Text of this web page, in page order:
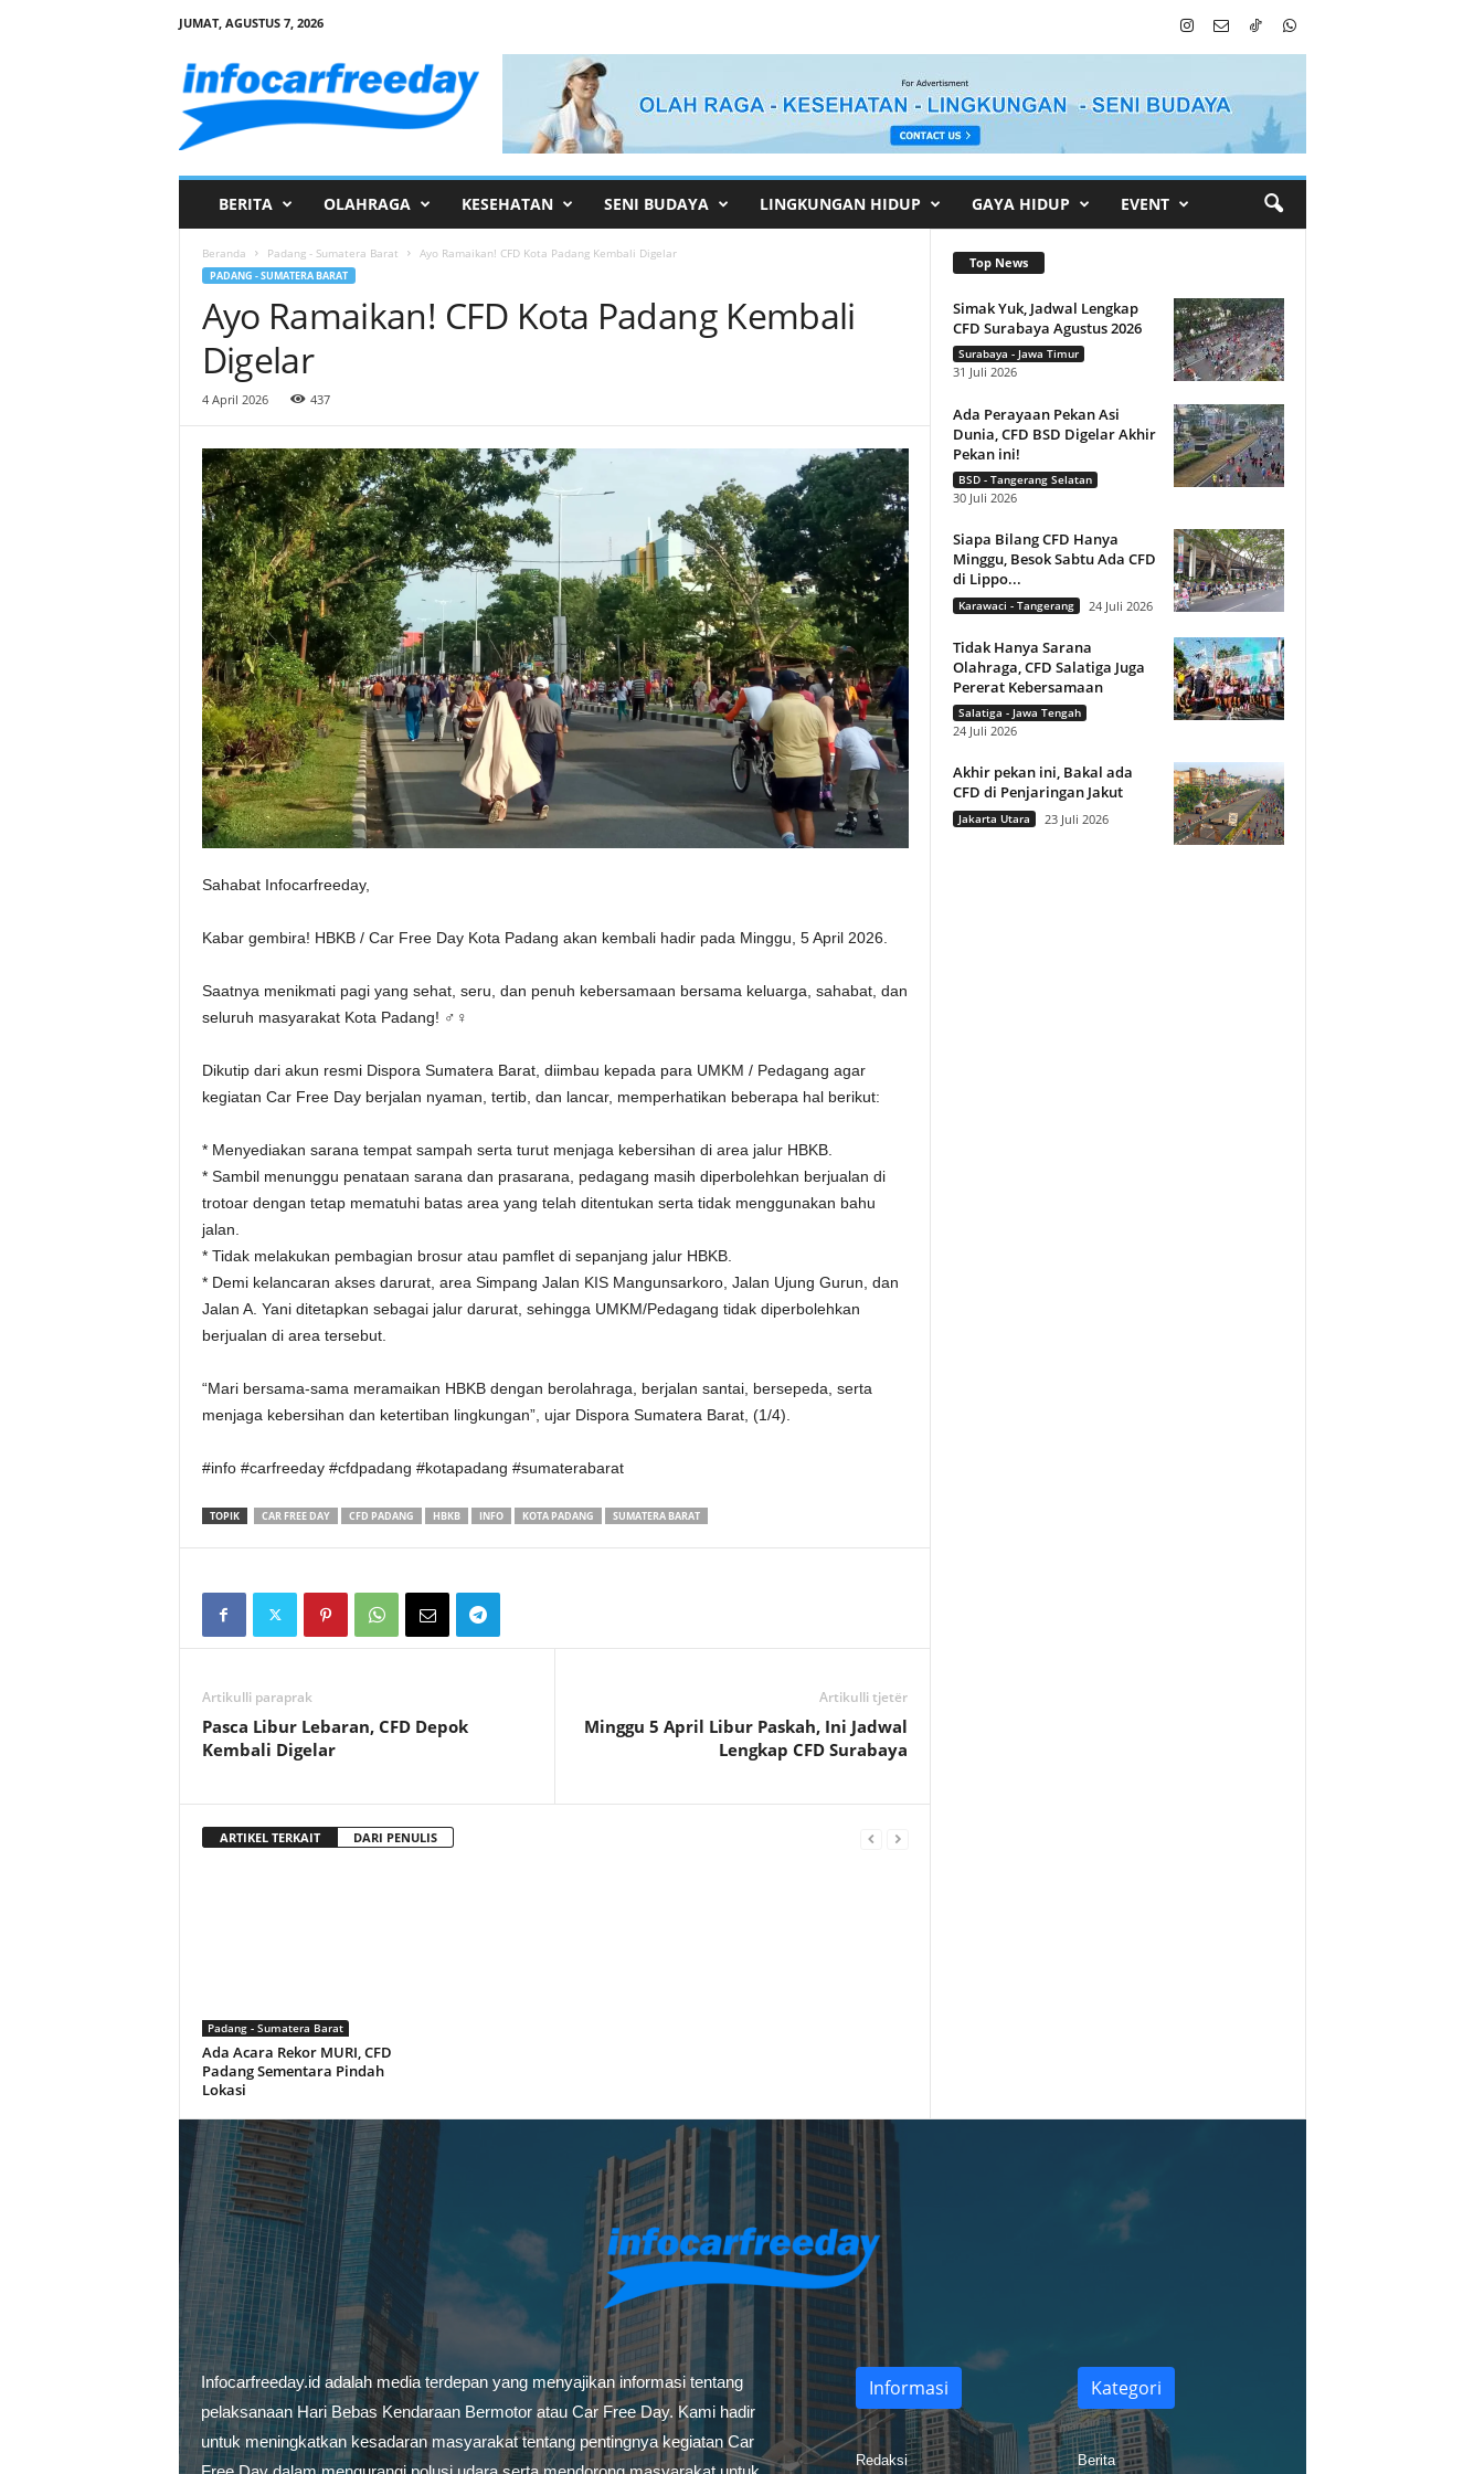
JUMAT, AGUSTUS 7, 2026
n
C
BERITA OLAHRAGA KESEHATAN SENI BUDAYA LINGKUNGAN HIDUP GAYA HIDUP EVENT
Beranda Padang - Sumatera Barat Ayo Ramaikan! CFD Kota Padang Kembali Digelar
PADANG - SUMATERA BARAT
Ayo Ramaikan! CFD Kota Padang Kembali
Digelar
4 April 2026 437
Sahabat Infocarfreeday,
Kabar gembira! HBKB / Car Free Day Kota Padang akan kembali hadir pada Minggu, 5 April 2026.
Saatnya menikmati pagi yang sehat, seru, dan penuh kebersamaan bersama keluarga, sahabat, dan
seluruh masyarakat Kota Padang! ‍♂️‍♀️
Dikutip dari akun resmi Dispora Sumatera Barat, diimbau kepada para UMKM / Pedagang agar
kegiatan Car Free Day berjalan nyaman, tertib, dan lancar, memperhatikan beberapa hal berikut:
* Menyediakan sarana tempat sampah serta turut menjaga kebersihan di area jalur HBKB.
* Sambil menunggu penataan sarana dan prasarana, pedagang masih diperbolehkan berjualan di
trotoar dengan tetap mematuhi batas area yang telah ditentukan serta tidak menggunakan bahu
jalan.
* Tidak melakukan pembagian brosur atau pamflet di sepanjang jalur HBKB.
* Demi kelancaran akses darurat, area Simpang Jalan KIS Mangunsarkoro, Jalan Ujung Gurun, dan
Jalan A. Yani ditetapkan sebagai jalur darurat, sehingga UMKM/Pedagang tidak diperbolehkan
berjualan di area tersebut.
“Mari bersama-sama meramaikan HBKB dengan berolahraga, berjalan santai, bersepeda, serta
menjaga kebersihan dan ketertiban lingkungan”, ujar Dispora Sumatera Barat, (1/4).
#info #carfreeday #cfdpadang #kotapadang #sumaterabarat
TOPIK CAR FREE DAY CFD PADANG HBKB INFO KOTA PADANG SUMATERA BARAT
Artikulli paraprak
Pasca Libur Lebaran, CFD Depok
Kembali Digelar
Artikulli tjetër
Minggu 5 April Libur Paskah, Ini Jadwal
Lengkap CFD Surabaya
ARTIKEL TERKAIT DARI PENULIS
Padang - Sumatera Barat
Ada Acara Rekor MURI, CFD
Padang Sementara Pindah
Lokasi
Top News
Simak Yuk, Jadwal Lengkap
CFD Surabaya Agustus 2026
Surabaya - Jawa Timur
31 Juli 2026
Ada Perayaan Pekan Asi
Dunia, CFD BSD Digelar Akhir
Pekan ini!
BSD - Tangerang Selatan
30 Juli 2026
Siapa Bilang CFD Hanya
Minggu, Besok Sabtu Ada CFD
di Lippo...
Karawaci - Tangerang 24 Juli 2026
Tidak Hanya Sarana
Olahraga, CFD Salatiga Juga
Pererat Kebersamaan
Salatiga - Jawa Tengah
24 Juli 2026
Akhir pekan ini, Bakal ada
CFD di Penjaringan Jakut
Jakarta Utara 23 Juli 2026
Infocarfreeday.id adalah media terdepan yang menyajikan informasi tentang
pelaksanaan Hari Bebas Kendaraan Bermotor atau Car Free Day. Kami hadir
untuk meningkatkan kesadaran masyarakat tentang pentingnya kegiatan Car
Informasi
Redaksi
Kategori
Berita